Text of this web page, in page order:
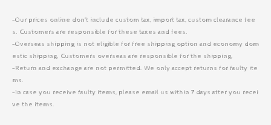
-Our prices online don’t include custom tax, import tax, custom clearance fee
s. Customers are responsible for these taxes and fees.
-Overseas shipping is not eligible for free shipping option and economy dom
estic shipping. Customers overseas are responsible for the shipping.
-Return and exchange are not permitted. We only accept returns for faulty ite
ms.
-In case you receive faulty items, please email us within 7 days after you recei
ve the items.